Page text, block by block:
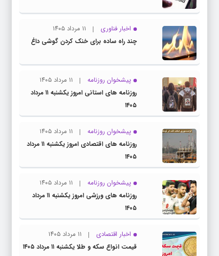
اخبار فناوری
۱۱ مرداد ۱۴۰۵
چند راه‌ ساده برای خنک کردن گوشی داغ
پیشخوان روزنامه
۱۱ مرداد ۱۴۰۵
روزنامه های استانی امروز یکشنبه ۱۱ مرداد
۱۴۰۵
پیشخوان روزنامه
۱۱ مرداد ۱۴۰۵
روزنامه های اقتصادی امروز یکشنبه ۱۱ مرداد
۱۴۰۵
پیشخوان روزنامه
۱۱ مرداد ۱۴۰۵
روزنامه های ورزشی امروز یکشنبه ۱۱ مرداد
۱۴۰۵
اخبار اقتصادی
۱۱ مرداد ۱۴۰۵
قیمت انواع سکه و طلا یکشنبه ۱۱ مرداد ۱۴۰۵